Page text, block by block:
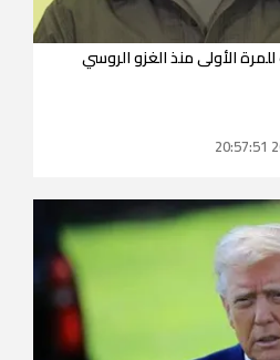
الأولى منذ الغزو الروسي